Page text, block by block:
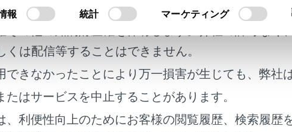
報 統計 マーケティング
れているページ
トの使い方
のお願い
このページは
客様の年式に合致しない場合があります。
は配信等することはできません。
きなかったことにより万一損害が生じても、弊社
はサービスを中止することがあります。
、利便性向上のためにお客様の閲覧履歴、検索履歴